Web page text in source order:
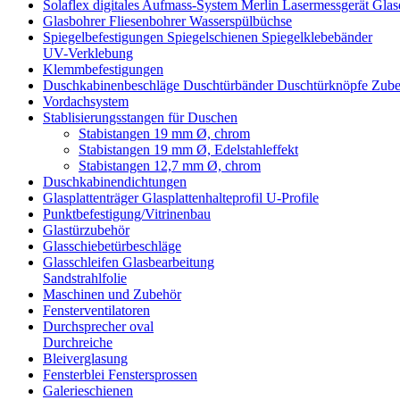
Solaflex digitales Aufmass-System Merlin Lasermessgerät
Glasbohrer Fliesenbohrer Wasserspülbüchse
Spiegelbefestigungen Spiegelschienen Spiegelklebebänder
UV-Verklebung
Klemmbefestigungen
Duschkabinenbeschläge Duschtürbänder Duschtürknöpfe
Vordachsystem
Stablisierungsstangen für Duschen
Stabistangen 19 mm Ø, chrom
Stabistangen 19 mm Ø, Edelstahleffekt
Stabistangen 12,7 mm Ø, chrom
Duschkabinendichtungen
Glasplattenträger Glasplattenhalteprofil U-Profile
Punktbefestigung/Vitrinenbau
Glastürzubehör
Glasschiebetürbeschläge
Glasschleifen Glasbearbeitung
Sandstrahlfolie
Maschinen und Zubehör
Fensterventilatoren
Durchsprecher oval
Durchreiche
Bleiverglasung
Fensterblei Fenstersprossen
Galerieschienen